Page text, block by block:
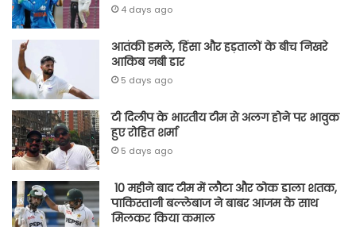
4 days ago
आतंकी हमले, हिंसा और हड़तालों के बीच निखरे
आकिब नबी डार
5 days ago
टी दिलीप के भारतीय टीम से अलग होने पर भावुक
हुए रोहित शर्मा
5 days ago
10 महीने बाद टीम में लौटा और ठोक डाला शतक,
पाकिस्तानी बल्लेबाज ने बाबर आजम के साथ
मिलकर किया कमाल